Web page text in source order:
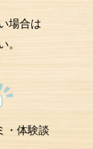
場合は
。